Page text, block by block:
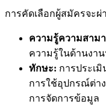
การคัดเลือกผู้สมัครจะ
ความรู้ความสาม
ความรู้ในด้านงา
ทักษะ: การประเ
การใช้อุปกรณ์ต่า
การจัดการข้อมูล